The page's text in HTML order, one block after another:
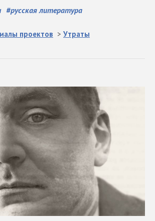
#русская литература
проектов > Утраты